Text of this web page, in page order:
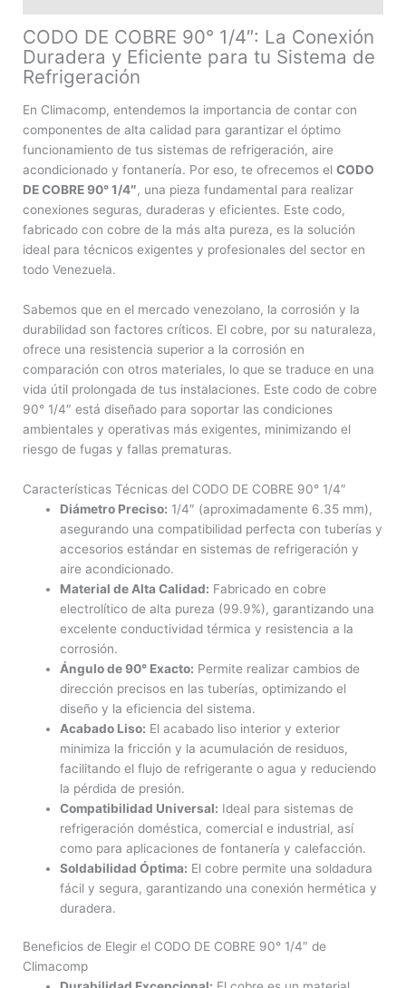
CODO DE COBRE 90° 1/4″: La Conexión
Duradera y Eficiente para tu Sistema de
Refrigeración
En Climacomp, entendemos la importancia de contar con
componentes de alta calidad para garantizar el óptimo
funcionamiento de tus sistemas de refrigeración, aire
acondicionado y fontanería. Por eso, te ofrecemos el CODO
DE COBRE 90° 1/4″, una pieza fundamental para realizar
conexiones seguras, duraderas y eficientes. Este codo,
fabricado con cobre de la más alta pureza, es la solución
ideal para técnicos exigentes y profesionales del sector en
todo Venezuela.
Sabemos que en el mercado venezolano, la corrosión y la
durabilidad son factores críticos. El cobre, por su naturaleza,
ofrece una resistencia superior a la corrosión en
comparación con otros materiales, lo que se traduce en una
vida útil prolongada de tus instalaciones. Este codo de cobre
90° 1/4″ está diseñado para soportar las condiciones
ambientales y operativas más exigentes, minimizando el
riesgo de fugas y fallas prematuras.
Características Técnicas del CODO DE COBRE 90° 1/4″
Diámetro Preciso: 1/4″ (aproximadamente 6.35 mm),
asegurando una compatibilidad perfecta con tuberías y
accesorios estándar en sistemas de refrigeración y
aire acondicionado.
Material de Alta Calidad: Fabricado en cobre
electrolítico de alta pureza (99.9%), garantizando una
excelente conductividad térmica y resistencia a la
corrosión.
Ángulo de 90° Exacto: Permite realizar cambios de
dirección precisos en las tuberías, optimizando el
diseño y la eficiencia del sistema.
Acabado Liso: El acabado liso interior y exterior
minimiza la fricción y la acumulación de residuos,
facilitando el flujo de refrigerante o agua y reduciendo
la pérdida de presión.
Compatibilidad Universal: Ideal para sistemas de
refrigeración doméstica, comercial e industrial, así
como para aplicaciones de fontanería y calefacción.
Soldabilidad Óptima: El cobre permite una soldadura
fácil y segura, garantizando una conexión hermética y
duradera.
Beneficios de Elegir el CODO DE COBRE 90° 1/4″ de
Climacomp